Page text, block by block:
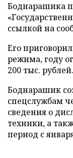
Боднарашика
ссылкой на
Его
режима, году
200 тыс. рублей.
Боднарашик
спецслужбам
сведения о
техники, а
период с